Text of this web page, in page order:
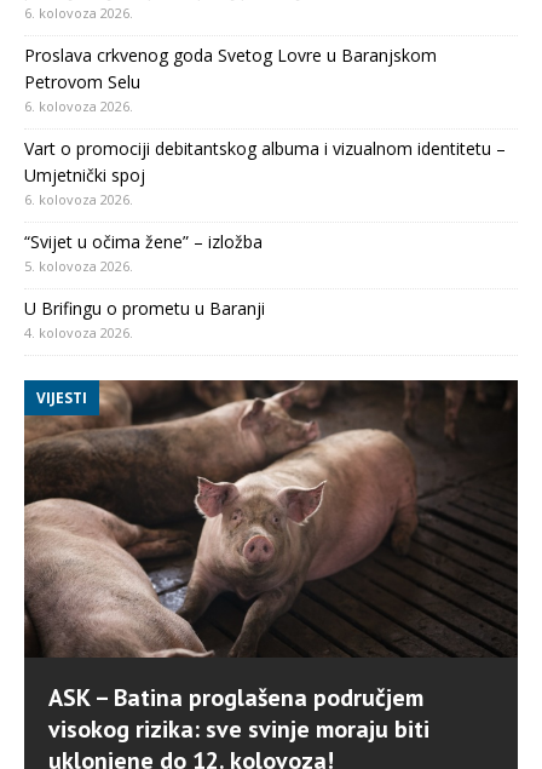
6. kolovoza 2026.
Proslava crkvenog goda Svetog Lovre u Baranjskom
Petrovom Selu
6. kolovoza 2026.
Vart o promociji debitantskog albuma i vizualnom identitetu –
Umjetnički spoj
6. kolovoza 2026.
“Svijet u očima žene” – izložba
5. kolovoza 2026.
U Brifingu o prometu u Baranji
4. kolovoza 2026.
VIJESTI
ASK – Batina proglašena područjem
visokog rizika: sve svinje moraju biti
uklonjene do 12. kolovoza!